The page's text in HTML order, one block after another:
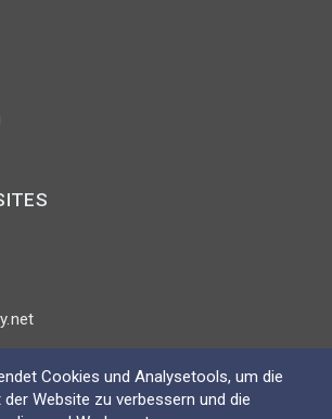
AG 2026Cookies und Analysetools, um die
Website zu verbessern und die